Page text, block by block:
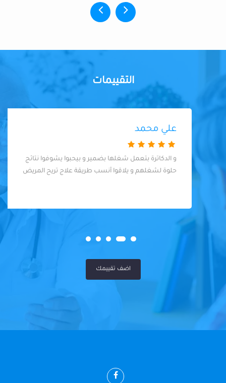
التقييمات
علي محمد
و الدكاترة بتعمل شغلها بضمير و بيحبوا يشوفوا نتائج
حلوة لشغلهم و يلاقوا أنسب طريقة علاج تريح المريض
اضف تقييمك